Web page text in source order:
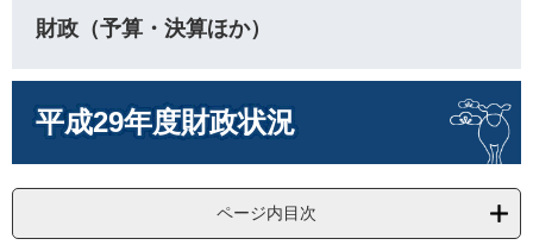
財政（予算・決算ほか）
平成29年度財政状況
ページ内目次